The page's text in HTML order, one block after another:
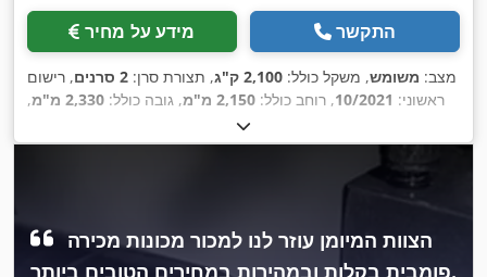
מידע על מחיר התקשר
מצב: משומש, משקל כולל: 2,100 ק"ג , תצורת סרן: 2 סרנים
, רישום
ראשוני: 10/2021, רוחב כולל: 2,150 מ"מ , גובה כולל: 2,330 מ"מ
,
הצוות המיומן עוזר לנו למכור מכונות מכירה